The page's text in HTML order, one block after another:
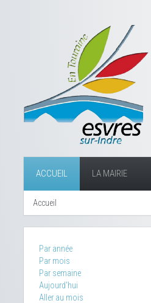
ACCUEIL LA MAIRIE
Accueil
Par année
Par mois
Par semaine
Aujourd'hui
Aller au mois